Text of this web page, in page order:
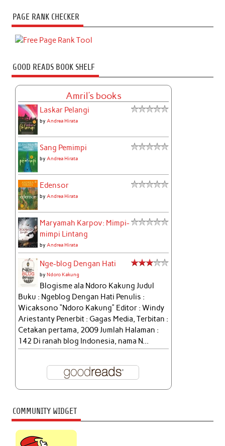
PAGE RANK CHECKER
GOOD READS BOOK SHELF
Amril's books
Laskar Pelangi
byAndrea Hirata
Sang Pemimpi
byAndrea Hirata
Edensor
byAndrea Hirata
Maryamah Karpov: Mimpi-
mimpi Lintang
byAndrea Hirata
Nge-blog Dengan Hati
byNdoro Kakung
Blogisme ala Ndoro Kakung Judul
Buku : Ngeblog Dengan Hati Penulis :
Wicaksono “Ndoro Kakung” Editor : Windy
Ariestanty Penerbit : Gagas Media, Terbitan :
Cetakan pertama, 2009 Jumlah Halaman :
142 Di ranah blog Indonesia, nama N...
COMMUNITY WIDGET